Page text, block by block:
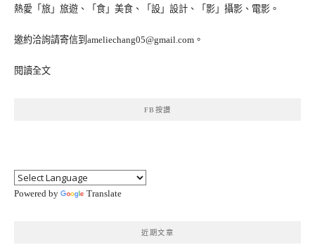
熱愛「旅」旅遊、「食」美食、「設」設計、「影」攝影、電影。
邀約洽詢請寄信到ameliechang05@gmail.com。
閱讀全文
FB按讚
Powered by Translate
近期文章